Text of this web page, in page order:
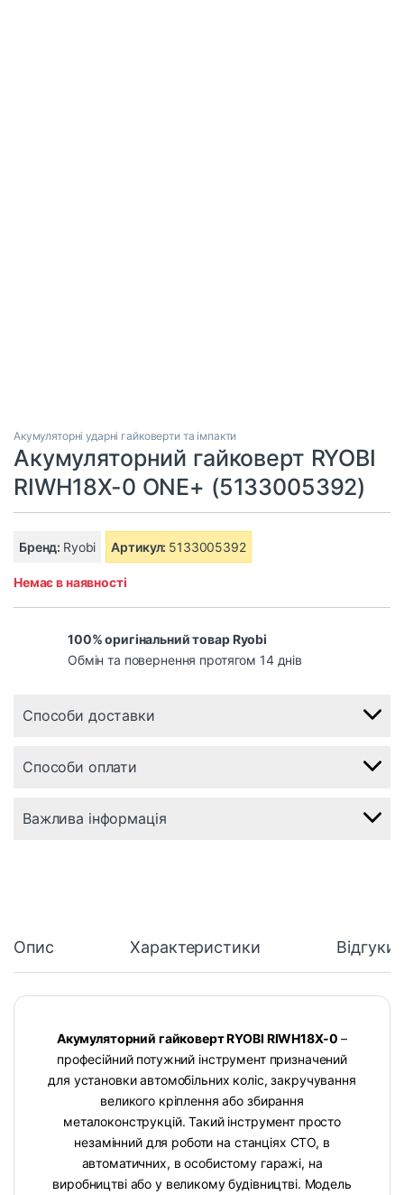
Акумуляторні ударні гайковерти та імпакти
Акумуляторний гайковерт RYOBI
RIWH18X-0 ONE+ (5133005392)
Бренд: Ryobi Артикул: 5133005392
Немає в наявності
100% оригінальний товар Ryobi
Обмін та повернення протягом 14 днів
Способи доставки
Способи оплати
Важлива інформація
Опис Характеристики Відгуки
Акумуляторний гайковерт RYOBI RIWH18X-0 –
професійний потужний інструмент призначений
для установки автомобільних коліс, закручування
великого кріплення або збирання
металоконструкцій. Такий інструмент просто
незамінний для роботи на станціях СТО, в
автоматичних, в особистому гаражі, на
виробництві або у великому будівництві. Модель